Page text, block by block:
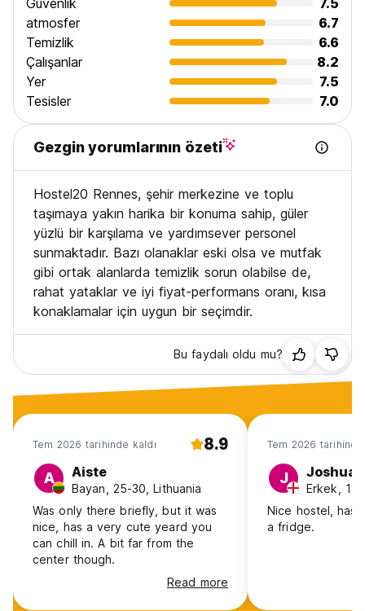
Güvenlik
7.5
atmosfer
6.7
Temizlik
6.6
Çalışanlar
8.2
Yer
7.5
Tesisler
7.0
Gezgin yorumlarının özeti
Hostel20 Rennes, şehir merkezine ve toplu
taşımaya yakın harika bir konuma sahip, güler
yüzlü bir karşılama ve yardımsever personel
sunmaktadır. Bazı olanaklar eski olsa ve mutfak
gibi ortak alanlarda temizlik sorun olabilse de,
rahat yataklar ve iyi fiyat-performans oranı, kısa
konaklamalar için uygun bir seçimdir.
Bu faydalı oldu mu?
Tem 2026 tarihinde kaldı 8.9
A Aiste
Bayan, 25-30, Lithuania
Was only there briefly, but it was
nice, has a very cute yeard you
can chill in. A bit far from the
center though.
Read more
Tem 2026 tarihinde
J Joshua
Erkek,
Nice hostel, has
a fridge.